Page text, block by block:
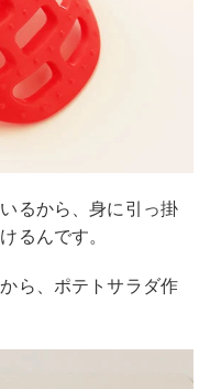
るから、身に引っ掛
るんです。
ら、ポテトサラダ作